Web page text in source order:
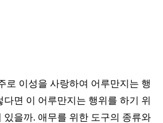
로 이성을 사랑하여 어루만지는 행
다면 이 어루만지는 행위를 하기
위
있을까. 애무를 위한 도구의 종류와